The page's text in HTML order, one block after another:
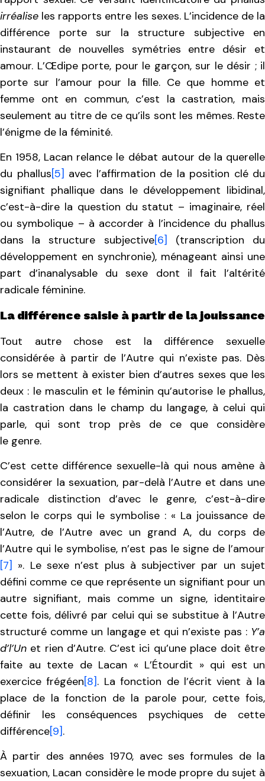
irréalise les rapports entre les sexes. L’incidence de la
différence porte sur la structure subjective en
instaurant de nouvelles symétries entre désir et
amour. L’Œdipe porte, pour le garçon, sur le désir ; il
porte sur l’amour pour la fille. Ce que homme et
femme ont en commun, c’est la castration, mais
seulement au titre de ce qu’ils sont les mêmes. Reste
l’énigme de la féminité.
En 1958, Lacan relance le débat autour de la querelle
du phallus[5] avec l’affirmation de la position clé du
signifiant phallique dans le développement libidinal,
c’est-à-dire la question du statut – imaginaire, réel
ou symbolique – à accorder à l’incidence du phallus
dans la structure subjective[6]
(transcription du
développement en synchronie), ménageant ainsi une
part d’inanalysable du sexe dont il fait l’altérité
radicale féminine.
La différence saisie à partir de la jouissance
Tout autre chose est la différence sexuelle
considérée à partir de l’Autre qui n’existe pas. Dès
lors se mettent à exister bien d’autres sexes que les
deux : le masculin et le féminin qu’autorise le phallus,
la castration dans le champ du langage, à celui qui
parle, qui sont trop près de ce que considère
le genre.
C’est cette différence sexuelle-là qui nous amène à
considérer la sexuation, par-delà l’Autre et dans une
radicale distinction d’avec le genre, c’est-à-dire
selon le corps qui le symbolise : « La jouissance de
l’Autre, de l’Autre avec un grand A, du corps de
l’Autre qui le symbolise, n’est pas le signe de l’amour
[7] ». Le sexe n’est plus à subjectiver par un sujet
défini comme ce que représente un signifiant pour un
autre signifiant, mais comme un signe, identitaire
cette fois, délivré par celui qui se substitue à l’Autre
structuré comme un langage et qui n’existe pas : Y’a
d’l’Un et rien d’Autre. C’est ici qu’une place doit être
faite au texte de Lacan « L’Étourdit » qui est un
exercice frégéen[8]. La fonction de l’écrit vient à la
place de la fonction de la parole pour, cette fois,
définir les conséquences psychiques de cette
différence[9].
À partir des années 1970, avec ses formules de la
sexuation, Lacan considère le mode propre du sujet à